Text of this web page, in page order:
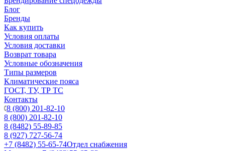
Блог
Бренды
Как купить
Условия оплаты
Условия доставки
Возврат товара
Условные обозначения
Типы размеров
Климатические пояса
ГОСТ, ТУ, ТР ТС
Контакты
8 (800) 201-82-10
8 (800) 201-82-10
8 (8482) 55-89-85
8 (927) 727-56-74
+7 (8482) 55-65-74Отдел снабжения